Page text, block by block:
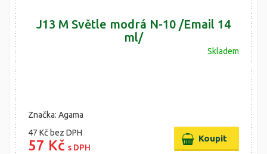
J13 M Světle modrá N-10 /Email 14
ml/
Skladem
Značka: Agama
47 Kč bez DPH
57 Kč s DPH